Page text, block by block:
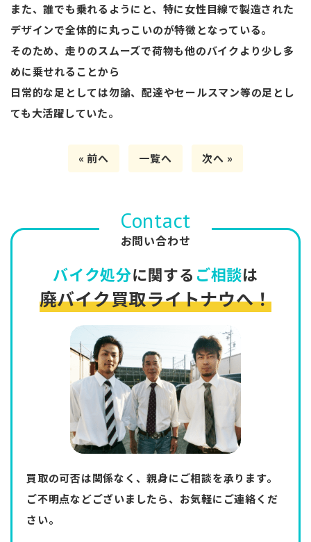
また、誰でも乗れるようにと、特に女性目線で製造された
デザインで全体的に丸っこいのが特徴となっている。
そのため、走りのスムーズで荷物も他のバイクより少し多
めに乗せれることから
日常的な足としては勿論、配達やセールスマン等の足とし
ても大活躍していた。
« 前へ 一覧へ 次へ »
Contact
お問い合わせ
バイク処分に関する ご相談は
廃バイク買取ライトナウへ！
買取の可否は関係なく、親身にご相談を承ります。
ご不明点などございましたら、お気軽にご連絡くだ
さい。